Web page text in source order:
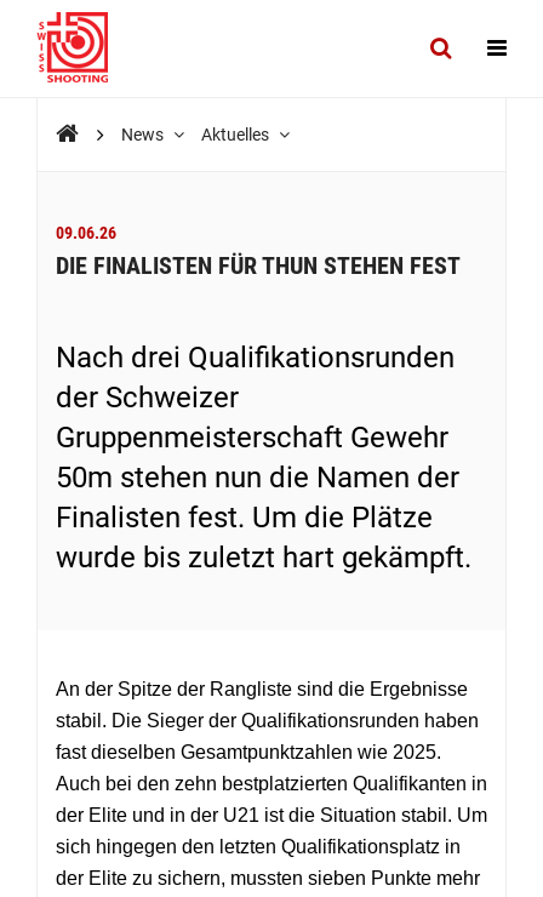
News Aktuelles
09.06.26
DIE FINALISTEN FÜR THUN STEHEN FEST
Nach drei Qualifikationsrunden
der Schweizer
Gruppenmeisterschaft Gewehr
50m stehen nun die Namen der
Finalisten fest. Um die Plätze
wurde bis zuletzt hart gekämpft.
An der Spitze der Rangliste sind die Ergebnisse
stabil. Die Sieger der Qualifikationsrunden haben
fast dieselben Gesamtpunktzahlen wie 2025.
Auch bei den zehn bestplatzierten Qualifikanten in
der Elite und in der U21 ist die Situation stabil. Um
sich hingegen den letzten Qualifikationsplatz in
der Elite zu sichern, mussten sieben Punkte mehr